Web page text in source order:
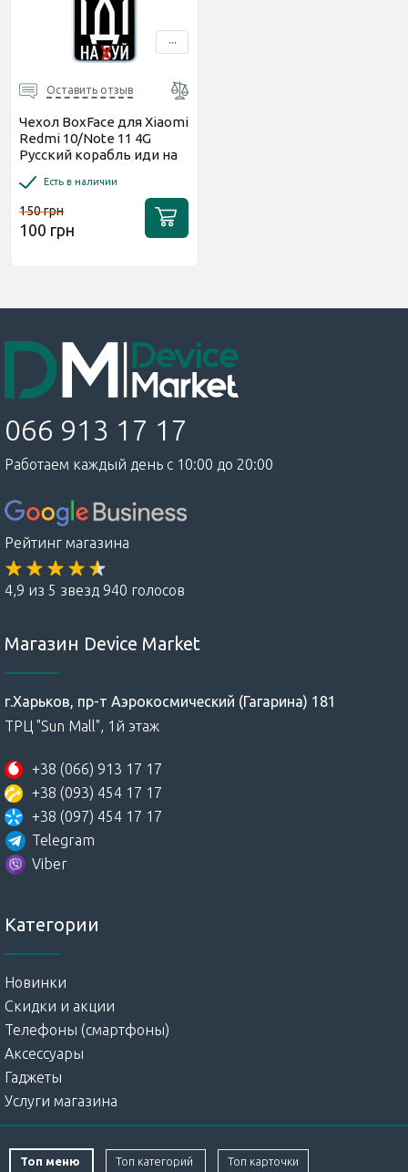
...
Оставить отзыв
Чехол BoxFace для Xiaomi
Redmi 10/Note 11 4G
Русский корабль иди на
Есть в наличии
150 грн
100 грн
066 913 17 17
Работаем каждый день с 10:00 до 20:00
Рейтинг магазина
4,9 из 5 звезд 940 голосов
Магазин Device Market
г.Харьков, пр-т Аэрокосмический (Гагарина) 181
ТРЦ "Sun Mall", 1й этаж
+38 (066) 913 17 17
+38 (093) 454 17 17
+38 (097) 454 17 17
Telegram
Viber
Категории
Новинки
Скидки и акции
Телефоны (смартфоны)
Аксессуары
Гаджеты
Услуги магазина
Топ меню Топ категорий Топ карточки